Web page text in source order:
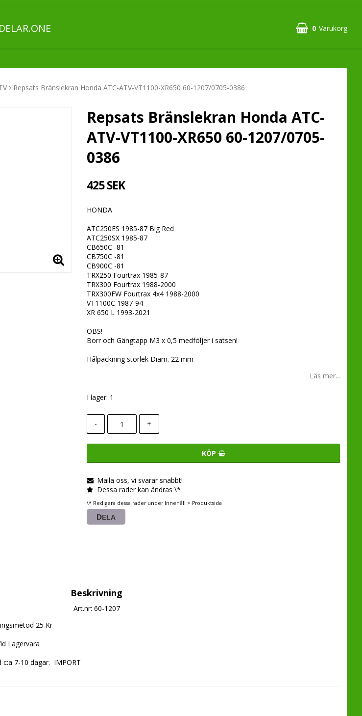
0 Varukorg
Repsats Bränslekran Honda ATC-ATV-VT1100-XR650 60-1207/0705-0386
Repsats Bränslekran Honda ATC-
ATV-VT1100-XR650 60-1207/0705-
0386
425 SEK
HONDA
ATC250ES 1985-87 Big Red
ATC250SX 1985-87
CB650C -81
CB750C -81
CB900C -81
TRX250 Fourtrax 1985-87
TRX300 Fourtrax 1988-2000
TRX300FW Fourtrax 4x4 1988-2000
VT1100C 1987-94
XR 650 L 1993-2021
OBS!
Borr och Gängtapp M3 x 0,5 medföljer i satsen!
Hålpackning storlek Diam. 22 mm
Läs mer...
I lager: 1
- +
KÖP
Maila oss, vi svarar snabbt!
Dessa rader kan ändras \*
\* Redigera dessa rader under Innehåll > Produktsida
DELA
Beskrivning
Art.nr: 60-1207
25 Kr
Lagervara
7-10 dagar.  IMPORT